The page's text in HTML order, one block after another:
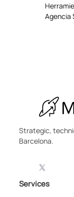
Agencia
Strategic,
Barcelona.
Services